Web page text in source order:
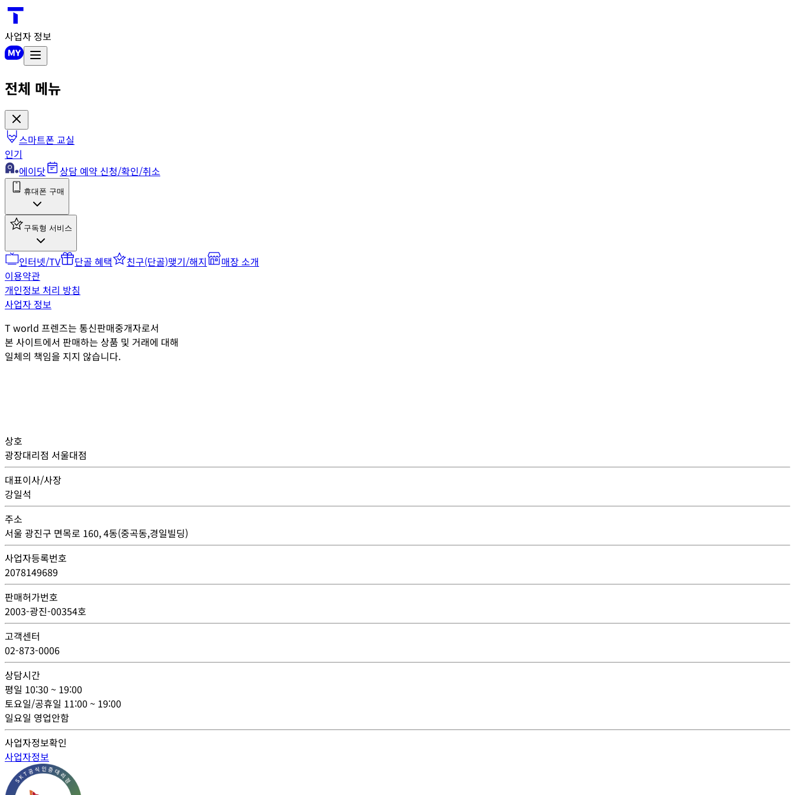
사업자 정보
전체 메뉴
스마트폰 교실
인기
에이닷
상담 예약 신청/확인/취소
휴대폰 구매
구독형 서비스
인터넷/TV 단골 혜택 친구(단골)맺기/해지
매장 소개
이용약관
개인정보 처리 방침
사업자 정보
T world 프렌즈는 통신판매중개자로서
본 사이트에서 판매하는 상품 및 거래에 대해
일체의 책임을 지지 않습니다.
상호
광장대리점 서울대점
대표이사/사장
강일석
주소
서울 광진구 면목로 160, 4동(중곡동,경일빌딩)
사업자등록번호
2078149689
판매허가번호
2003-광진-00354호
고객센터
02-873-0006
상담시간
평일 10:30 ~ 19:00
토요일/공휴일 11:00 ~ 19:00
일요일 영업안함
사업자정보확인
사업자정보